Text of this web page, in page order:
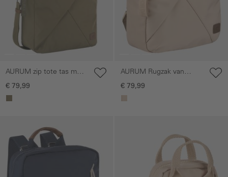
AURUM zip tote tas met
afneembare
€ 79,99
AURUM Rugzak van
gerecycled polyester
€ 79,99